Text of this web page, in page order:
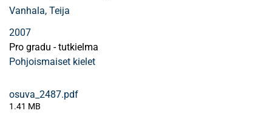
Vanhala, Teija
2007
Pro gradu - tutkielma
Pohjoismaiset kielet
osuva_2487.pdf
1.41 MB